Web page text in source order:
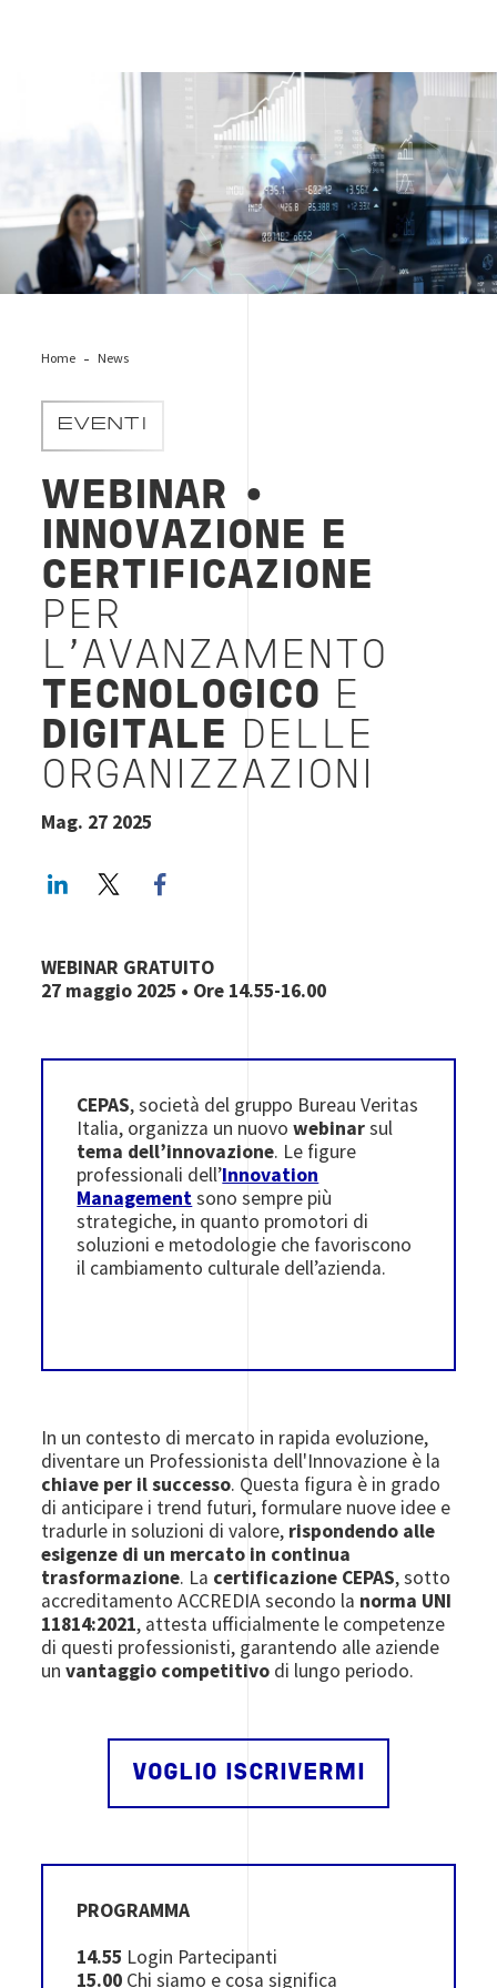
meeting_people_riunione_persone
Home News
EVENTI
WEBINAR
•
INNOVAZIONE E
CERTIFICAZIONE
PER
L’AVANZAMENTO
TECNOLOGICO
E
DIGITALE
DELLE
ORGANIZZAZIONI
Mag. 27 2025
LinkedInTwitter
WEBINAR GRATUITO
27 maggio 2025 • Ore 14.55-16.00
CEPAS, società del gruppo Bureau Veritas
Italia, organizza un nuovowebinarsul
tema dell’innovazione. Le figure
professionali dell’Innovation
Managementsono sempre più
strategiche, in quanto promotori di
soluzioni e metodologie che favoriscono
il cambiamento culturale dell’azienda.
In un contesto di mercato in rapida evoluzione,
diventare un Professionista dell'Innovazione è la
chiave per il successo. Questa figura è in grado
di anticipare i trend futuri, formulare nuove idee e
tradurle in soluzioni di valore, rispondendo alle
esigenze di un mercato in continua
trasformazione. La certificazione CEPAS, sotto
accreditamento ACCREDIA secondo la norma UNI
11814:2021, attesta ufficialmente le competenze
di questi professionisti, garantendo alle aziende
unvantaggio competitivo di lungo periodo.
VOGLIO ISCRIVERMI
PROGRAMMA
14.55 Login Partecipanti
15.00 Chi siamo e cosa significa